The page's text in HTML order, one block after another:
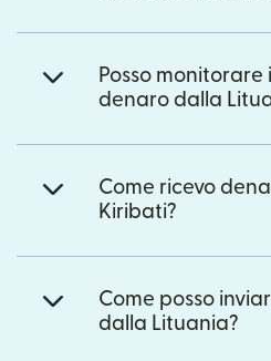
Posso
denaro dalla
Come ricevo
Kiribati?
Come posso
dalla Lituania?